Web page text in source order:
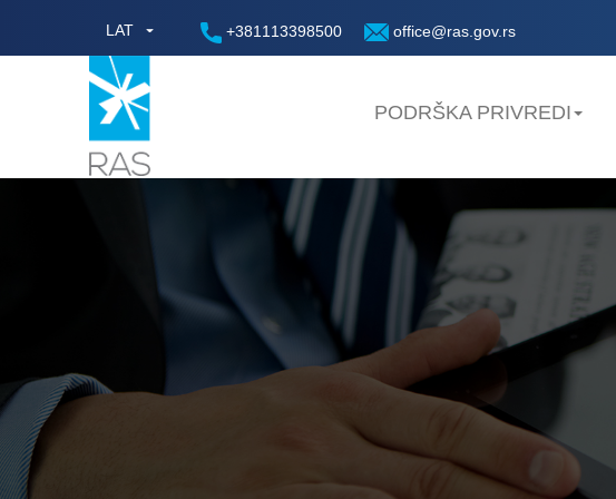
LAT +381113398500 office@ras.gov.rs
PODRŠKA PRIVREDI